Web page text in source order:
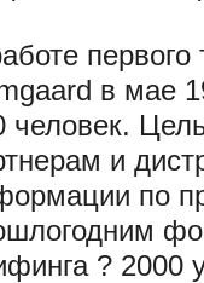
первого
в мае
человек.
и
по
? 2000